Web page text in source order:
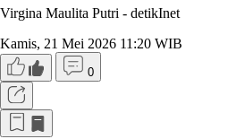
Virgina Maulita Putri - detikInet
Kamis, 21 Mei 2026 11:20 WIB
0